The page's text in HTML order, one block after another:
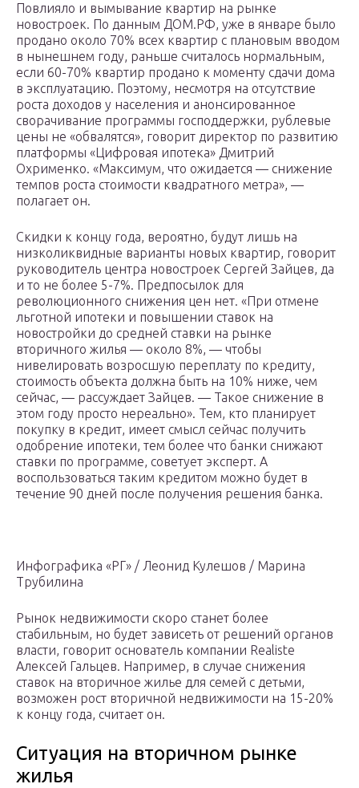
Повлияло и вымывание квартир на рынке
новостроек. По данным ДОМ.РФ, уже в январе было
продано около 70% всех квартир с плановым вводом
в нынешнем году, раньше считалось нормальным,
если 60-70% квартир продано к моменту сдачи дома
в эксплуатацию. Поэтому, несмотря на отсутствие
роста доходов у населения и анонсированное
сворачивание программы господдержки, рублевые
цены не «обвалятся», говорит директор по развитию
платформы «Цифровая ипотека» Дмитрий
Охрименко. «Максимум, что ожидается — снижение
темпов роста стоимости квадратного метра», —
полагает он.
Скидки к концу года, вероятно, будут лишь на
низколиквидные варианты новых квартир, говорит
руководитель центра новостроек Сергей Зайцев, да
и то не более 5-7%. Предпосылок для
революционного снижения цен нет. «При отмене
льготной ипотеки и повышении ставок на
новостройки до средней ставки на рынке
вторичного жилья — около 8%, — чтобы
нивелировать возросшую переплату по кредиту,
стоимость объекта должна быть на 10% ниже, чем
сейчас, — рассуждает Зайцев. — Такое снижение в
этом году просто нереально». Тем, кто планирует
покупку в кредит, имеет смысл сейчас получить
одобрение ипотеки, тем более что банки снижают
ставки по программе, советует эксперт. А
воспользоваться таким кредитом можно будет в
течение 90 дней после получения решения банка.
Инфографика «РГ» / Леонид Кулешов / Марина
Трубилина
Рынок недвижимости скоро станет более
стабильным, но будет зависеть от решений органов
власти, говорит основатель компании Realiste
Алексей Гальцев. Например, в случае снижения
ставок на вторичное жилье для семей с детьми,
возможен рост вторичной недвижимости на 15-20%
к концу года, считает он.
Ситуация на вторичном рынке
жилья